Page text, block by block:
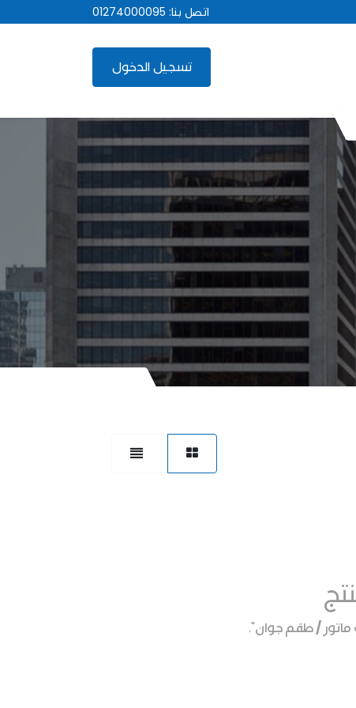
اتصل بنا: 01274000095
تسجيل الدخول
ماتور / طقم جوان".